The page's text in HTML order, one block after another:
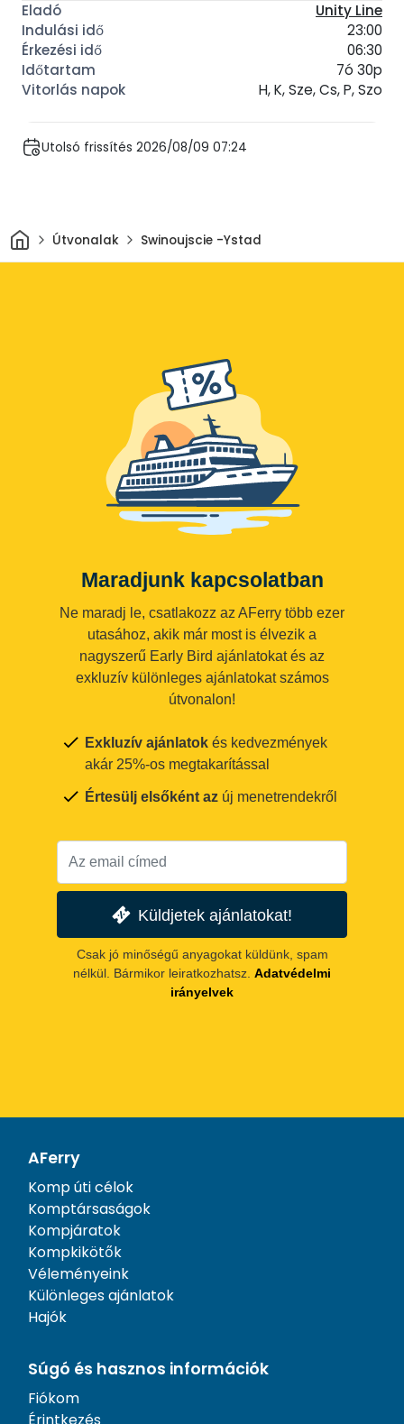
Unity Line
23:00
06:30
7ó 30p
H, K, Sze, Cs, P, Szo
Utolsó frissítés 2026/08/09 07:24
Otthon
Útvonalak Swinoujscie -Ystad
Maradjunk kapcsolatban
Ne maradj le, csatlakozz az AFerry több ezer
utasához, akik már most is élvezik a
nagyszerű Early Bird ajánlatokat és az
exkluzív különleges ajánlatokat számos
útvonalon!
Exkluzív ajánlatok és kedvezmények
akár 25%-os megtakarítással
Értesülj elsőként az új menetrendekről
Küldjetek ajánlatokat!
Csak jó minőségű anyagokat küldünk, spam
nélkül. Bármikor leiratkozhatsz. Adatvédelmi
irányelvek
AFerry
Komp úti célok
Komptársaságok
Kompjáratok
Kompkikötők
Véleményeink
Különleges ajánlatok
Hajók
Súgó és hasznos információk
Fiókom
Érintkezés